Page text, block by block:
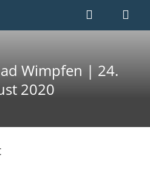
Wimpfen | 24.
2020